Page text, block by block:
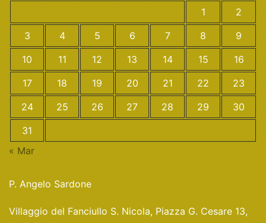
1
2
3
4 5 6 7 8
9
10
11 12 13 14 15
16
17
18 19 20 21 22
23
24
25 26 27 28 29
30
31
« Mar
P. Angelo Sardone
Villaggio del Fanciullo S. Nicola, Piazza G. Cesare 13,